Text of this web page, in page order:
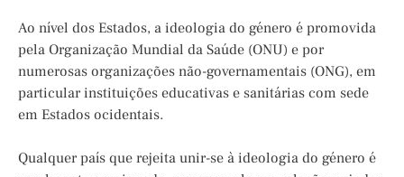
Ao nível dos Estados, a ideologia do género é promovida
pela Organização Mundial da Saúde (ONU) e por
numerosas organizações não-governamentais (ONG), em
particular instituições educativas e sanitárias com sede
em Estados ocidentais.
Qualquer país que rejeita unir-se à ideologia do género é